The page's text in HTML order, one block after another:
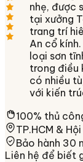
nhẹ, được
tại xưởng
trang trí
An cổ
loại sơn
trong điều
có nhiều
với kiến
100% thủ
TP.HCM &
Bảo hành 30
Liên hệ để biết